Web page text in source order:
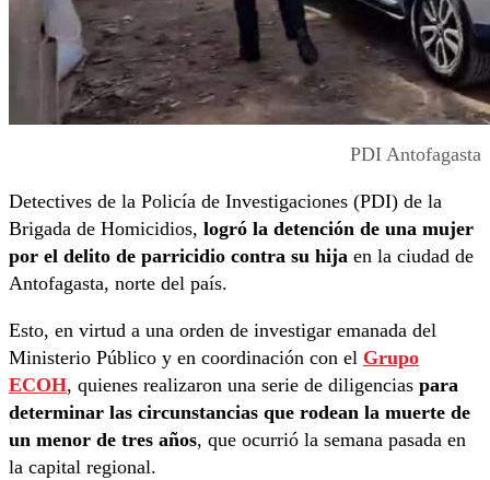
PDI Antofagasta
Detectives de la Policía de Investigaciones (PDI) de la
Brigada de Homicidios, logró la detención de una mujer
por el delito de parricidio contra su hija en la ciudad de
Antofagasta, norte del país.
Esto, en virtud a una orden de investigar emanada del
Ministerio Público y en coordinación con el Grupo
ECOH, quienes realizaron una serie de diligencias para
determinar las circunstancias que rodean la muerte de
un menor de tres años, que ocurrió la semana pasada en
la capital regional.